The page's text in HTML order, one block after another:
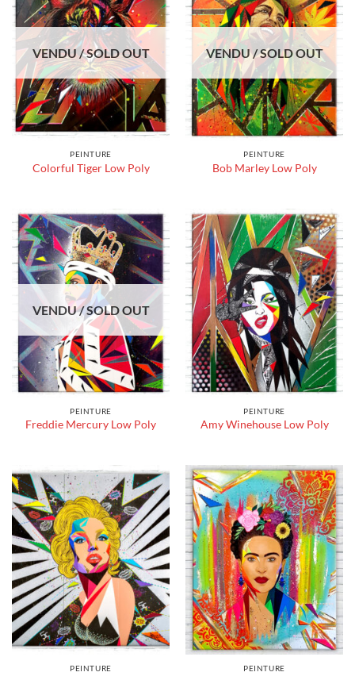
VENDU / SOLD OUT
PEINTURE
Colorful Tiger Low Poly
VENDU / SOLD OUT
PEINTURE
Bob Marley Low Poly
VENDU / SOLD OUT
PEINTURE
Freddie Mercury Low Poly
PEINTURE
Amy Winehouse Low Poly
PEINTURE PEINTURE